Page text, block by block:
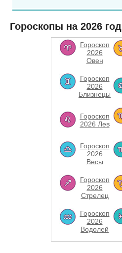
Гороскопы на 2026 год
Гороскоп
2026
Овен
Гороскоп
2026
Близнецы
Гороскоп
2026 Лев
Гороскоп
2026
Весы
Гороскоп
2026
Стрелец
Гороскоп
2026
Водолей